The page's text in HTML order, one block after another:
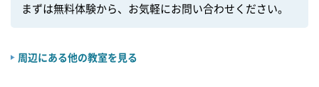
まずは無料体験から、お気軽にお問い合わせください。
周辺にある他の教室を見る